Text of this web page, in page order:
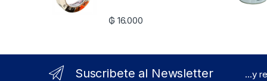
₲ 16.000
Suscribete al Newsletter
...y